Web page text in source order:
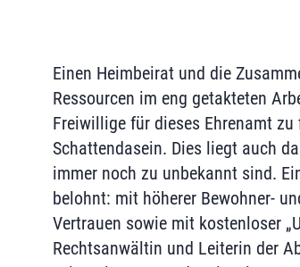
Einen Heimbeirat und die
Ressourcen im eng getakteten
Freiwillige für dieses Ehrenamt
Schattendasein. Dies liegt auch
immer noch zu unbekannt sind.
belohnt: mit höherer Bewohner-
Vertrauen sowie mit kostenloser
Rechtsanwältin und Leiterin der